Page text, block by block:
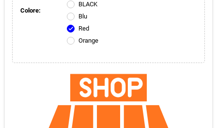
Colore:
BLACK
Blu
check
Red
Orange